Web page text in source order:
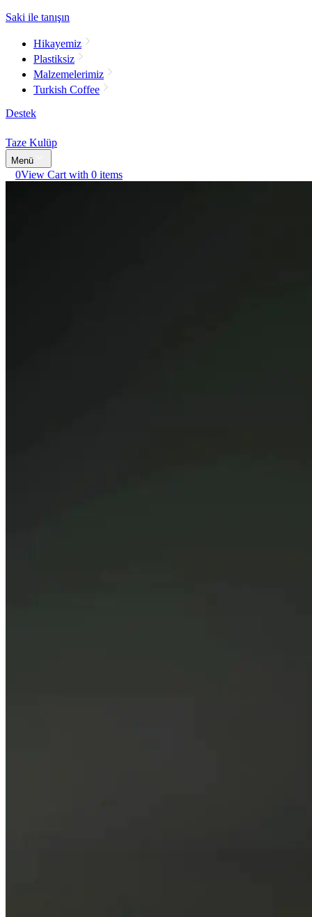
Saki ile tanışın
Hikayemiz
Plastiksiz
Malzemelerimiz
Turkish Coffee
Destek
Taze Kulüp
Menü
0View Cart with 0 items